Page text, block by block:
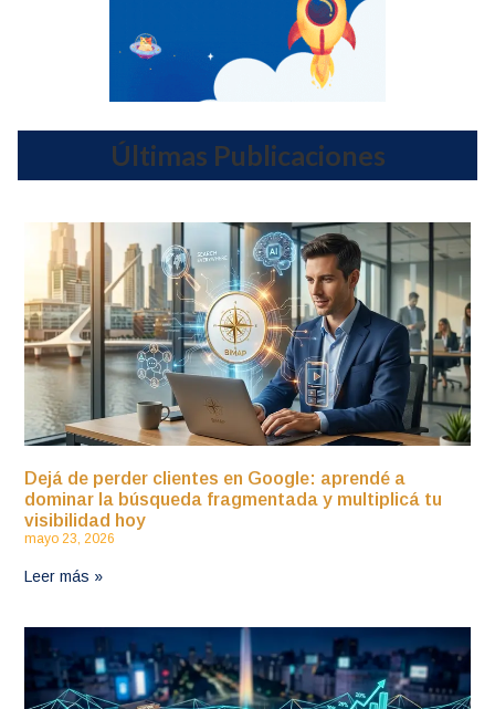
Últimas Publicaciones
Dejá de perder clientes en Google: aprendé a
dominar la búsqueda fragmentada y multiplicá tu
visibilidad hoy
mayo 23, 2026
Leer más »